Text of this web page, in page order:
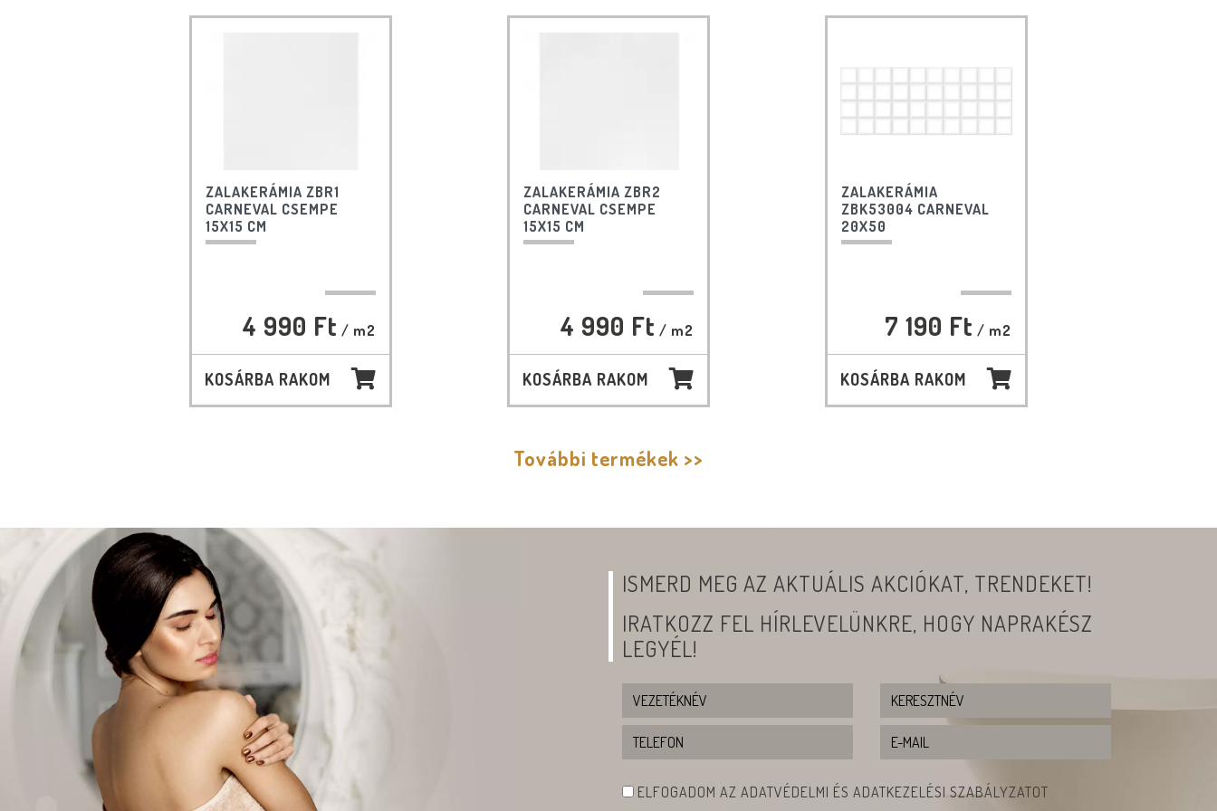
ZALAKERÁMIA ZBR1
CARNEVAL CSEMPE
15X15 CM
4 990 Ft / m2
KOSÁRBA RAKOM
ZALAKERÁMIA ZBR2
CARNEVAL CSEMPE
15X15 CM
4 990 Ft / m2
KOSÁRBA RAKOM
ZALAKERÁMIA
ZBK53004 CARNEVAL
20X50
7 190 Ft / m2
KOSÁRBA RAKOM
További termékek >>
ISMERD MEG AZ AKTUÁLIS AKCIÓKAT, TRENDEKET!
IRATKOZZ FEL HÍRLEVELÜNKRE, HOGY NAPRAKÉSZ
LEGYÉL!
ELFOGADOM AZ ADATVÉDELMI ÉS ADATKEZELÉSI SZABÁLYZATOT